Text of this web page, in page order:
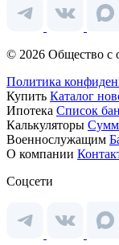
© 2026 Общество с
Политика
Купить Каталог
Ипотека Список
Калькуляторы
Военнослужащим
О компании
Соцсети